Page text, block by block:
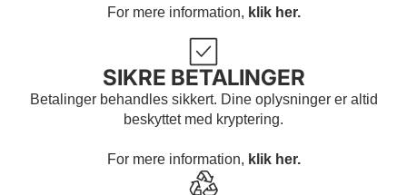
For mere information, klik her.
SIKRE BETALINGER
Betalinger behandles sikkert. Dine oplysninger er altid
beskyttet med kryptering.
For mere information, klik her.